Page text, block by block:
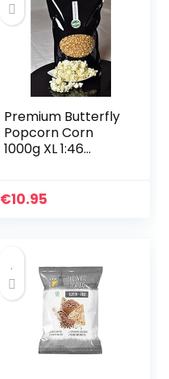
Premium Butterfly
Popcorn Corn
1000g XL 1:46
nde verpakking
€10.95